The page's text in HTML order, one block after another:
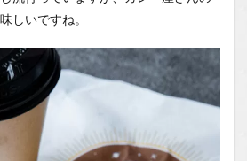
しいですね。